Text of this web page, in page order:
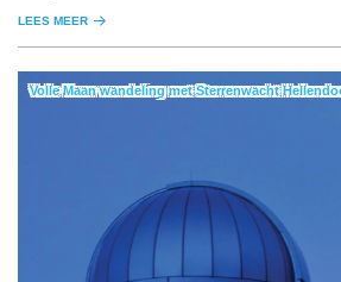
LEES MEER
Volle Maan wandeling met Sterrenwacht